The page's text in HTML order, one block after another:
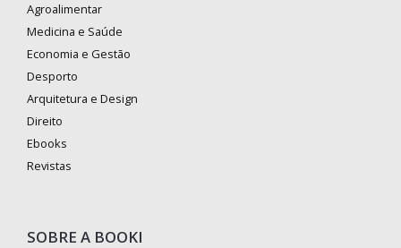
Agroalimentar
Medicina e Saúde
Economia e Gestão
Desporto
Arquitetura e Design
Direito
Ebooks
Revistas
SOBRE A BOOKI